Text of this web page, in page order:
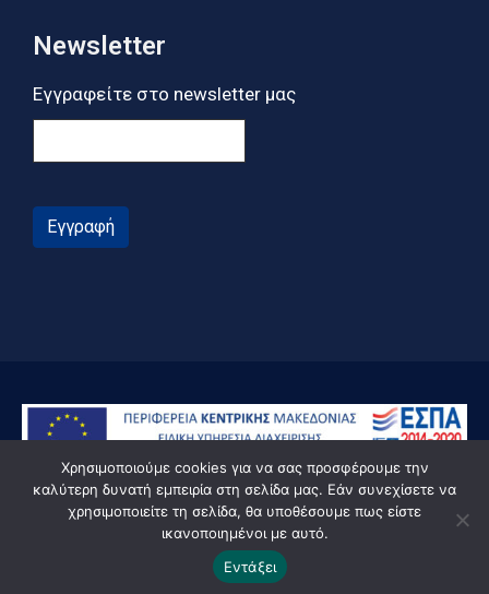
Newsletter
Εγγραφείτε στο newsletter μας
Εγγραφή
© Powered by Knowledge AE
Χρησιμοποιούμε cookies για να σας προσφέρουμε την
καλύτερη δυνατή εμπειρία στη σελίδα μας. Εάν συνεχίσετε να
χρησιμοποιείτε τη σελίδα, θα υποθέσουμε πως είστε
ικανοποιημένοι με αυτό.
Εντάξει